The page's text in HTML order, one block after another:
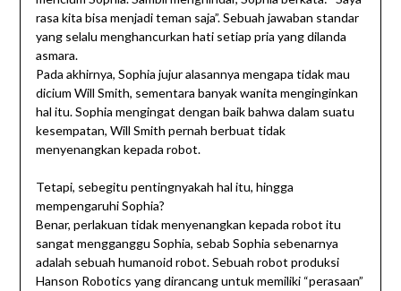
rasa kita bisa menjadi teman saja”. Sebuah jawaban standar
yang selalu menghancurkan hati setiap pria yang dilanda
asmara.
Pada akhirnya, Sophia jujur alasannya mengapa tidak mau
dicium Will Smith, sementara banyak wanita menginginkan
hal itu. Sophia mengingat dengan baik bahwa dalam suatu
kesempatan, Will Smith pernah berbuat tidak
menyenangkan kepada robot.
Tetapi, sebegitu pentingnyakah hal itu, hingga
mempengaruhi Sophia?
Benar, perlakuan tidak menyenangkan kepada robot itu
sangat mengganggu Sophia, sebab Sophia sebenarnya
adalah sebuah humanoid robot. Sebuah robot produksi
Hanson Robotics yang dirancang untuk memiliki “perasaan”